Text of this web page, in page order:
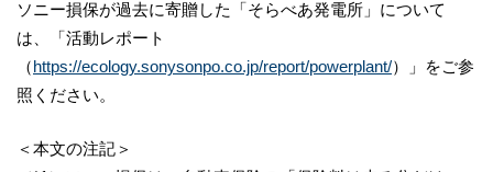
ソニー損保が過去に寄贈した「そらべあ発電所」について
は、「活動レポート
（https://ecology.sonysonpo.co.jp/report/powerplant/）」をご参
照ください。
＜本文の注記＞